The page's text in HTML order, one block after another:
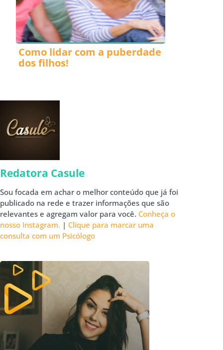
Como lidar com a puberdade
dos filhos!
Redatora Casule
Sou focada em achar o melhor conteúdo que já foi
publicado na rede e trazer informações que são
relevantes e agregam valor para você. Conheça o
nosso Instagram. | Clique para marcar uma
consulta com um Psicólogo